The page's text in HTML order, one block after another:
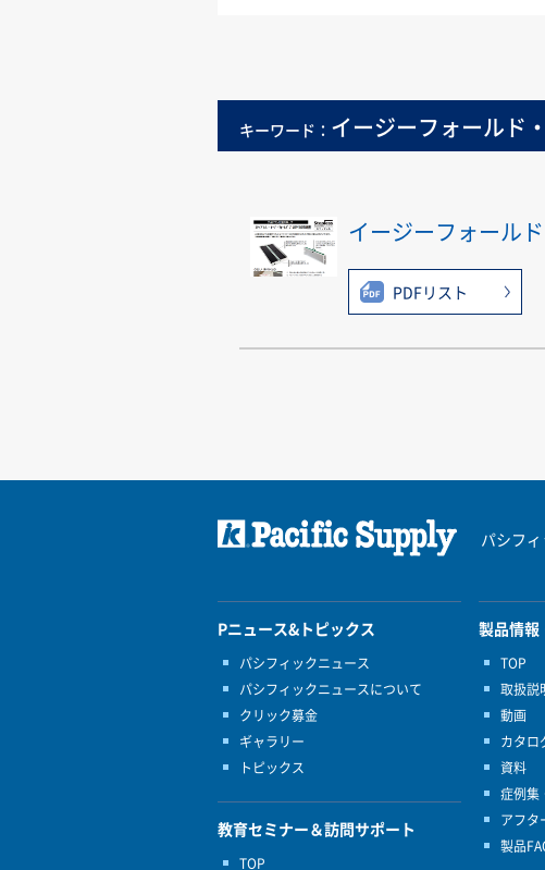
キーワード： イージーフォールド
イージーフォール
PDFリスト
パシフ
Pニュース&トピックス
パシフィックニュース
パシフィックニュースについて
クリック募金
ギャラリー
トピックス
教育セミナー＆訪問サポート
TOP
製品情報
TOP
取扱説
動画
カタロ
資料
症例集
アフタ
製品